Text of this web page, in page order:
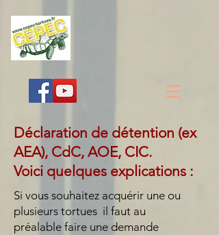
Déclaration de détention (ex
AEA), CdC, AOE, CIC.
Voici quelques explications :
Si vous souhaitez acquérir une ou
plusieurs tortues il faut au
préalable faire une demande